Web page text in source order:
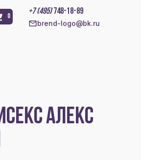
0
+7 (495)748-18-89
brend-logo@bk.ru
АЛЕКС